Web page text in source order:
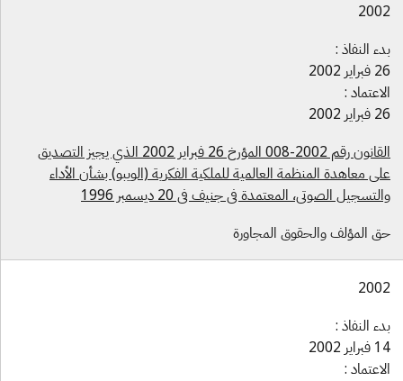
النفاذ :
:
القانون رقم 2002-008 المؤرخ 26 فبراير 2002 الذي يجيز التصديق
معاهدة المنظمة العالمية للملكية الفكرية (الويبو) بشأن الأداء
الصوتي، المعتمدة في جنيف في 20 ديسمبر 1996
المؤلف والحقوق المجاورة
النفاذ :
: